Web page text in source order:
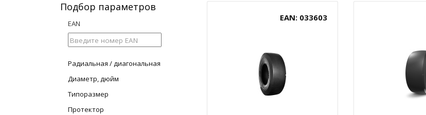
Подбор параметров
EAN
Радиальная / диагональная
Диаметр, дюйм
Типоразмер
Протектор
EAN: 033603